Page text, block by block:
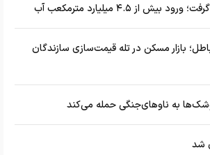
از ۴.۵ میلیارد مترمکعب آب
بازار مسکن در تله قیمت‌سازی سازندگان
شد